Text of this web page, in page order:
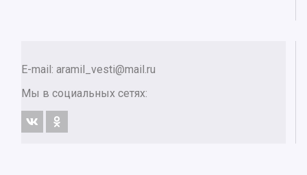
E-mail: aramil_vesti@mail.ru
Мы в социальных сетях: